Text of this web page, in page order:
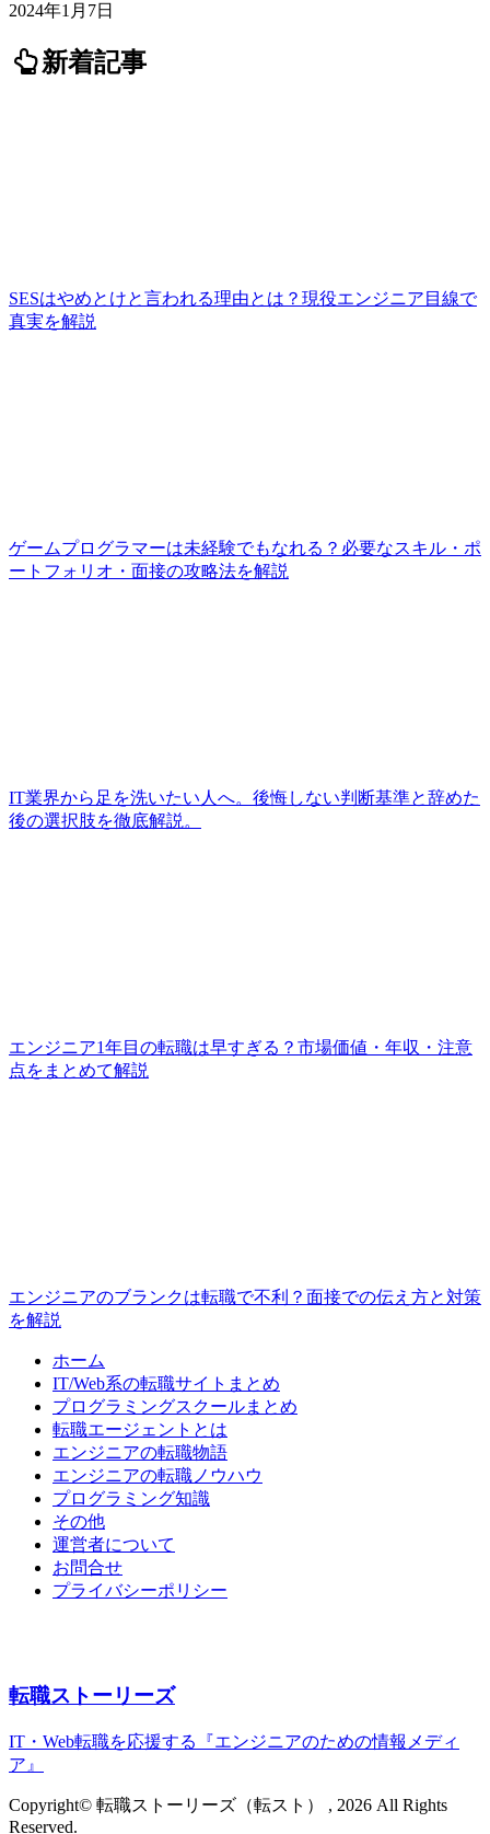
2024年1月7日
新着記事
SESはやめとけと言われる理由とは？現役エンジニア目線で
真実を解説
ゲームプログラマーは未経験でもなれる？必要なスキル・ポ
ートフォリオ・面接の攻略法を解説
IT業界から足を洗いたい人へ。後悔しない判断基準と辞めた
後の選択肢を徹底解説。
エンジニア1年目の転職は早すぎる？市場価値・年収・注意
点をまとめて解説
エンジニアのブランクは転職で不利？面接での伝え方と対策
を解説
ホーム
IT/Web系の転職サイトまとめ
プログラミングスクールまとめ
転職エージェントとは
エンジニアの転職物語
エンジニアの転職ノウハウ
プログラミング知識
その他
運営者について
お問合せ
プライバシーポリシー
転職ストーリーズ
IT・Web転職を応援する『エンジニアのための情報メディ
ア』
Copyright© 転職ストーリーズ（転スト） , 2026 All Rights
Reserved.